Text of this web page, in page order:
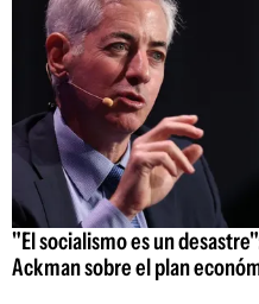
"El socialismo es un
Ackman sobre el plan